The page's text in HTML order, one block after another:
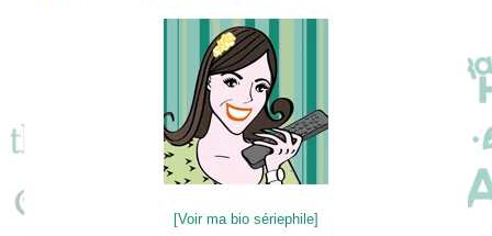
[Voir ma bio sériephile]